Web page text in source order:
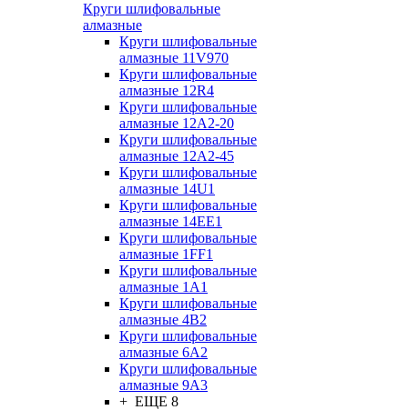
Круги шлифовальные
алмазные
Круги шлифовальные
алмазные 11V970
Круги шлифовальные
алмазные 12R4
Круги шлифовальные
алмазные 12А2-20
Круги шлифовальные
алмазные 12А2-45
Круги шлифовальные
алмазные 14U1
Круги шлифовальные
алмазные 14ЕЕ1
Круги шлифовальные
алмазные 1FF1
Круги шлифовальные
алмазные 1А1
Круги шлифовальные
алмазные 4В2
Круги шлифовальные
алмазные 6A2
Круги шлифовальные
алмазные 9А3
+ ЕЩЕ 8